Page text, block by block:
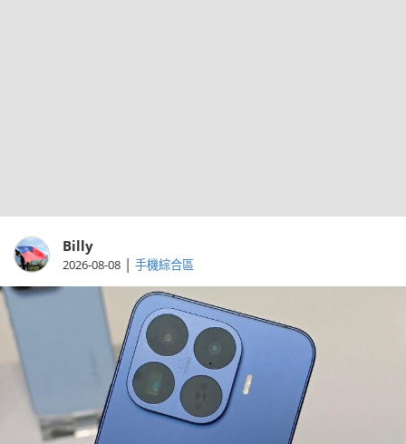
Billy
2026-08-08 | 手機綜合區